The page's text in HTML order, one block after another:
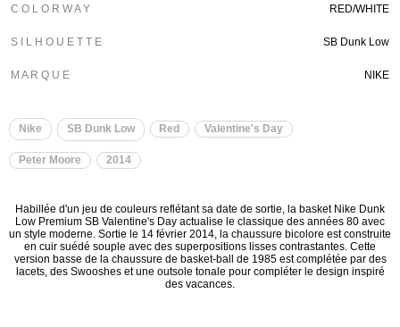
C O L O R W A Y RED/WHITE
S I L H O U E T T E SB Dunk Low
M A R Q U E NIKE
Nike SB Dunk Low Red Valentine's Day
Peter Moore 2014
Habillée d'un jeu de couleurs reflétant sa date de sortie, la basket Nike Dunk
Low Premium SB Valentine's Day actualise le classique des années 80 avec
un style moderne. Sortie le 14 février 2014, la chaussure bicolore est construite
en cuir suédé souple avec des superpositions lisses contrastantes. Cette
version basse de la chaussure de basket-ball de 1985 est complétée par des
lacets, des Swooshes et une outsole tonale pour compléter le design inspiré
des vacances.